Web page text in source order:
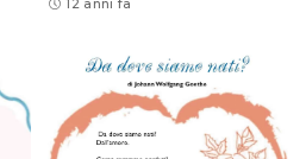
12 anni fa